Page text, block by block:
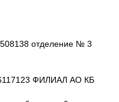
отделение № 3
ФИЛИАЛ АО КБ